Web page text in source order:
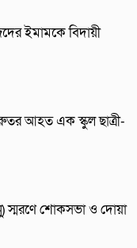
ইমামকে বিদায়ী
আহত এক স্কুল ছাত্রী-
স্মরণে শোকসভা ও দোয়া